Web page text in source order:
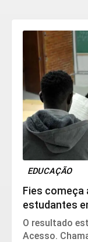
EDUCAÇÃO
Fies começa
estudantes
O resultado
Acesso.